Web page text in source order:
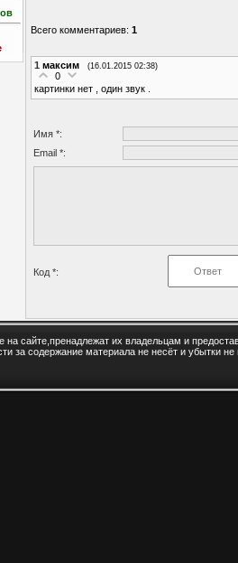
Всего комментариев: 1
1 максим (16.01.2015 02:38)
0
картинки нет , один звук .
Имя *:
Email *:
Код *:
сайте,пренадлежат их владельцам и
за содержание материала не несёт и убытки